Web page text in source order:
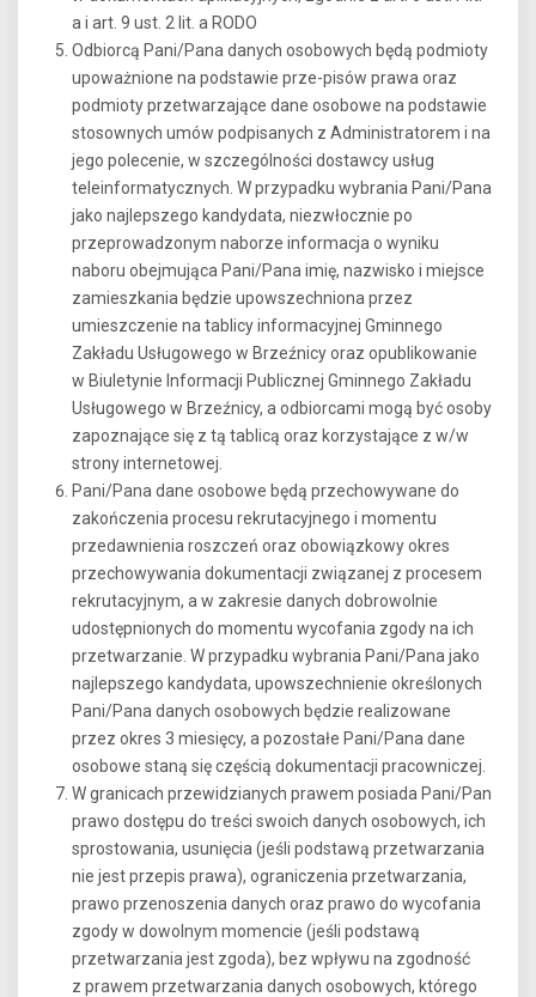
a i art. 9 ust. 2 lit. a RODO
Odbiorcą Pani/Pana danych osobowych będą podmioty
upoważnione na podstawie prze-pisów prawa oraz
podmioty przetwarzające dane osobowe na podstawie
stosownych umów podpisanych z Administratorem i na
jego polecenie, w szczególności dostawcy usług
teleinformatycznych. W przypadku wybrania Pani/Pana
jako najlepszego kandydata, niezwłocznie po
przeprowadzonym naborze informacja o wyniku
naboru obejmująca Pani/Pana imię, nazwisko i miejsce
zamieszkania będzie upowszechniona przez
umieszczenie na tablicy informacyjnej Gminnego
Zakładu Usługowego w Brzeźnicy oraz opublikowanie
w Biuletynie Informacji Publicznej Gminnego Zakładu
Usługowego w Brzeźnicy, a odbiorcami mogą być osoby
zapoznające się z tą tablicą oraz korzystające z w/w
strony internetowej.
Pani/Pana dane osobowe będą przechowywane do
zakończenia procesu rekrutacyjnego i momentu
przedawnienia roszczeń oraz obowiązkowy okres
przechowywania dokumentacji związanej z procesem
rekrutacyjnym, a w zakresie danych dobrowolnie
udostępnionych do momentu wycofania zgody na ich
przetwarzanie. W przypadku wybrania Pani/Pana jako
najlepszego kandydata, upowszechnienie określonych
Pani/Pana danych osobowych będzie realizowane
przez okres 3 miesięcy, a pozostałe Pani/Pana dane
osobowe staną się częścią dokumentacji pracowniczej.
W granicach przewidzianych prawem posiada Pani/Pan
prawo dostępu do treści swoich danych osobowych, ich
sprostowania, usunięcia (jeśli podstawą przetwarzania
nie jest przepis prawa), ograniczenia przetwarzania,
prawo przenoszenia danych oraz prawo do wycofania
zgody w dowolnym momencie (jeśli podstawą
przetwarzania jest zgoda), bez wpływu na zgodność
z prawem przetwarzania danych osobowych, którego